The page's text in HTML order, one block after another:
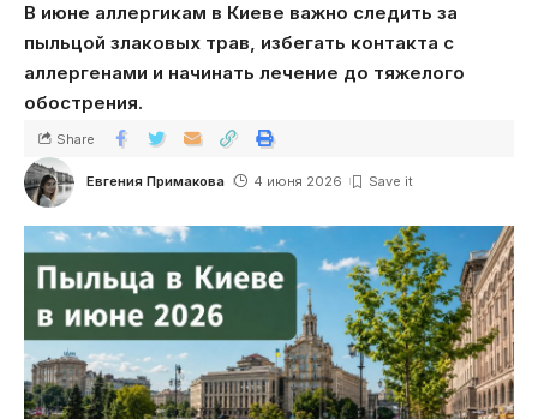
В июне аллергикам в Киеве важно следить за
пыльцой злаковых трав, избегать контакта с
аллергенами и начинать лечение до тяжелого
обострения.
Евгения Примакова 4 июня 2026
Share